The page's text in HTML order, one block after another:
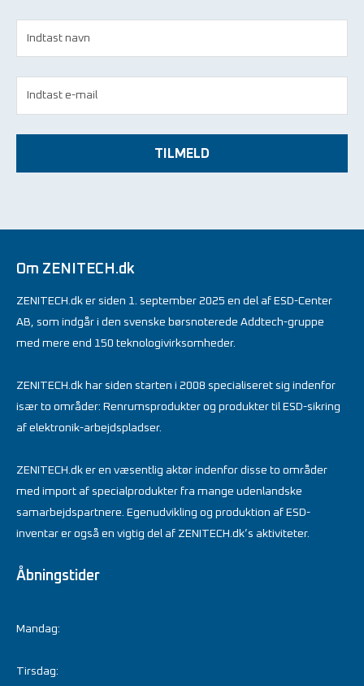
TILMELD
Om ZENITECH.dk
ZENITECH.dk er siden 1. september 2025 en del af ESD-Center
AB, som indgår i den svenske børsnoterede Addtech-gruppe
med mere end 150 teknologivirksomheder.
ZENITECH.dk har siden starten i 2008 specialiseret sig indenfor
især to områder: Renrumsprodukter og produkter til ESD-sikring
af elektronik-arbejdspladser.
ZENITECH.dk er en væsentlig aktør indenfor disse to områder
med import af specialprodukter fra mange udenlandske
samarbejdspartnere. Egenudvikling og produktion af ESD-
inventar er også en vigtig del af ZENITECH.dk’s aktiviteter.
Åbningstider
Mandag:
Tirsdag: